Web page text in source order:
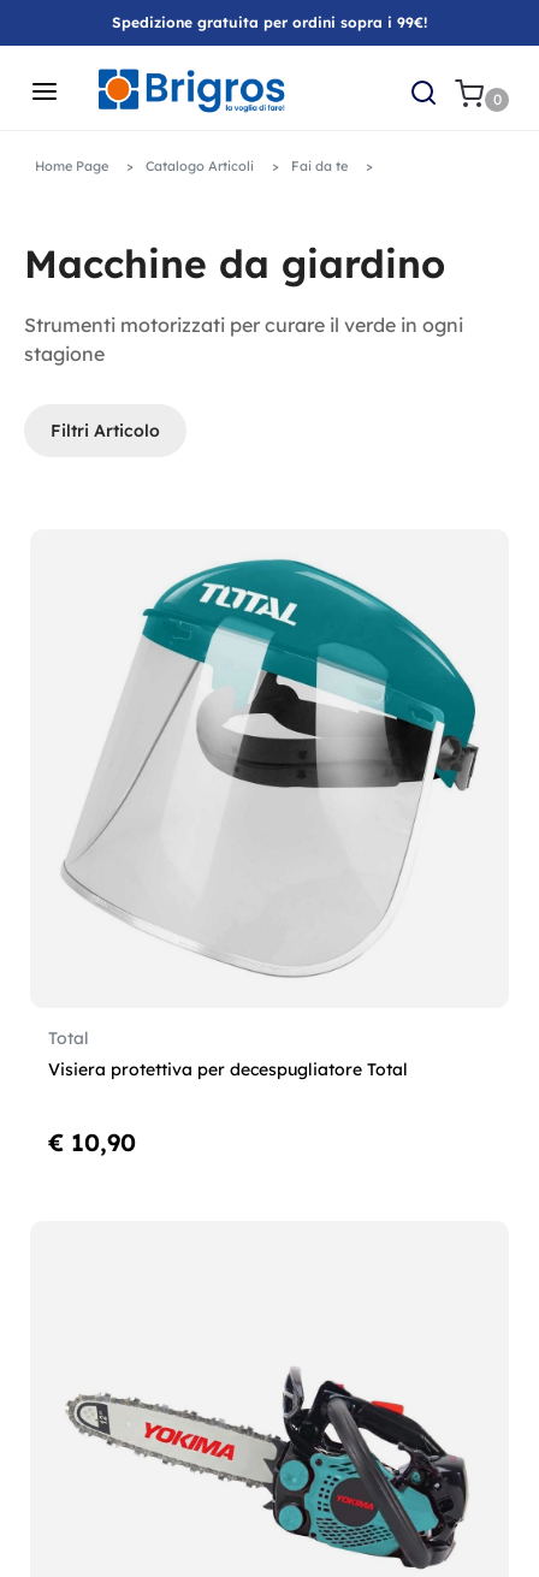
Spedizione gratuita per ordini sopra i 99€!
0
Home Page Catalogo Articoli Fai da te
Macchine da giardino
Strumenti motorizzati per curare il verde in ogni
stagione
Filtri Articolo
Total
Visiera protettiva per decespugliatore Total
€ 10,90